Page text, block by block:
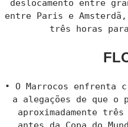
deslocamento entre
entre Paris e
três horas
• O Marrocos enfrenta
a alegações de que o
aproximadamente